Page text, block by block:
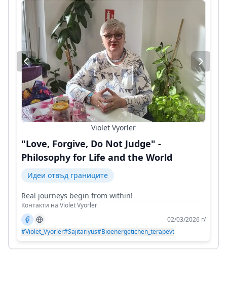
Violet Vyorler
"Love, Forgive, Do Not Judge" -
Philosophy for Life and the World
Идеи отвъд границите
Real journeys begin from within!
Контакти на Violet Vyorler
02/03/2026 г/
#Violet_Vyorler#Sajitariyus#Bioenergetichen_terapevt